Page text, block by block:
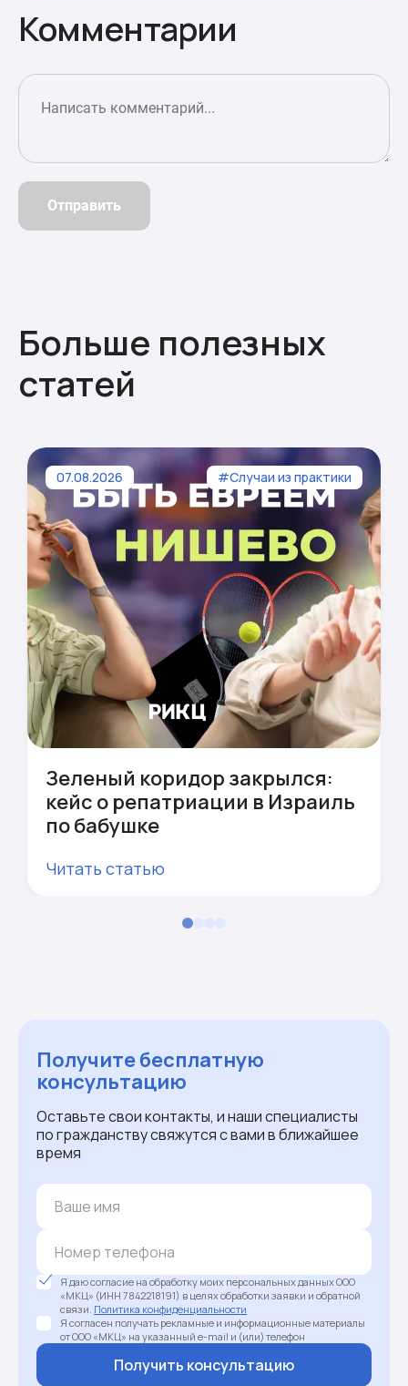
Комментарии
Отправить
Больше полезных
статей
07.08.2026 #Случаи из практики
Зеленый коридор закрылся:
кейс о репатриации в Израиль
по бабушке
Читать статью
Получите бесплатную
консультацию
Оставьте свои контакты, и наши специалисты
по гражданству свяжутся с вами в ближайшее
время
Я даю согласие на обработку моих персональных данных ООО
«МКЦ» (ИНН 7842218191) в целях обработки заявки и обратной
связи. Политика конфиденциальности
Я согласен получать рекламные и информационные материалы
от ООО «МКЦ» на указанный e-mail и (или) телефон
Получить консультацию